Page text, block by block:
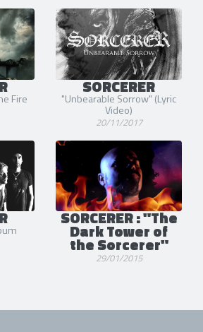
Fire
SORCERER
"Unbearable Sorrow" (Lyric
Video)
20/11/2017
SORCERER : "The
Dark Tower of
the Sorcerer"
29/01/2015